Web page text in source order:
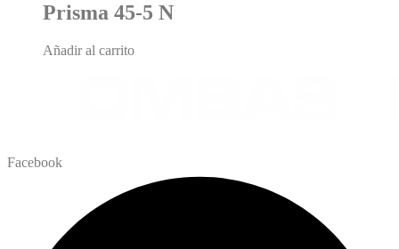
Prisma 45-5 N
Añadir al carrito
Facebook